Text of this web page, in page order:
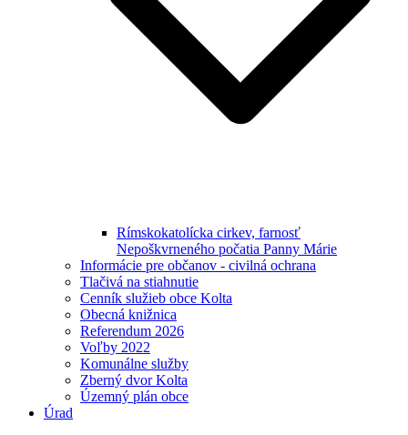
Rímskokatolícka cirkev, farnosť
Nepoškvrneného počatia Panny Márie
Informácie pre občanov - civilná ochrana
Tlačivá na stiahnutie
Cenník služieb obce Kolta
Obecná knižnica
Referendum 2026
Voľby 2022
Komunálne služby
Zberný dvor Kolta
Územný plán obce
Úrad